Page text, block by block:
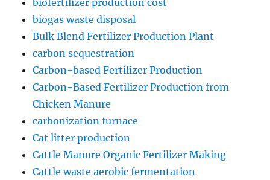
biofertilizer production cost
biogas waste disposal
Bulk Blend Fertilizer Production Plant
carbon sequestration
Carbon-based Fertilizer Production
Carbon-Based Fertilizer Production from
Chicken Manure
carbonization furnace
Cat litter production
Cattle Manure Organic Fertilizer Making
Cattle waste aerobic fermentation